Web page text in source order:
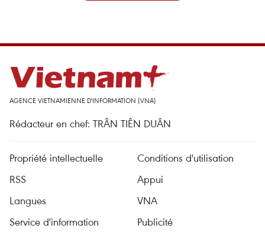
AGENCE VIETNAMIENNE D'INFORMATION (VNA)
Rédacteur en chef: TRÂN TIÊN DUÂN
Propriété intellectuelle
Conditions d'utilisation
RSS
Appui
Langues
VNA
Service d'information
Publicité